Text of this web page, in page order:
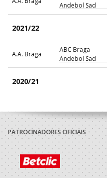
Andebol Sad
2021/22
A.A. Braga
ABC Braga
Andebol Sad
2020/21
Andebol Sad
2019/20
A.A. Braga
ABC Braga
Andebol Sad
PATROCINADORES OFICIAIS